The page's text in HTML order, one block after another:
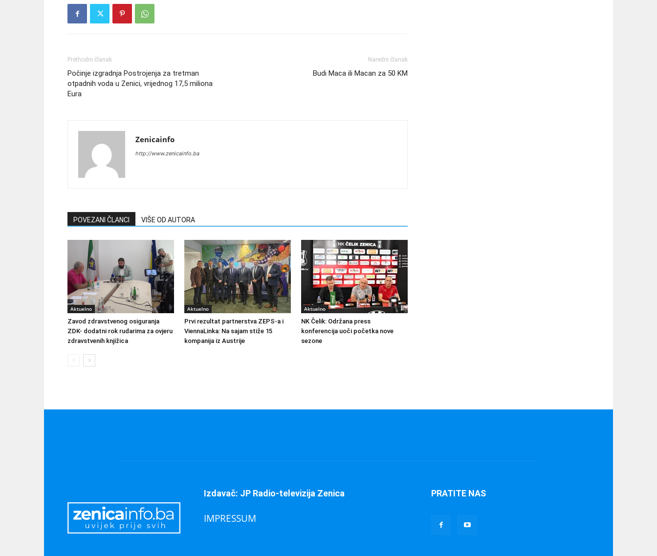
Prethodni članak
Počinje izgradnja Postrojenja za tretman
otpadnih voda u Zenici, vrijednog 17,5 miliona
Eura
Naredni članak
Budi Maca ili Macan za 50 KM
Zenicainfo
http://www.zenicainfo.ba
POVEZANI ČLANCI VIŠE OD AUTORA
Aktuelno
Zavod zdravstvenog osiguranja
ZDK- dodatni rok rudarima za ovjeru
zdravstvenih knjižica
Aktuelno
Prvi rezultat partnerstva ZEPS-a i
ViennaLinka: Na sajam stiže 15
kompanija iz Austrije
Aktuelno
NK Čelik: Održana press
konferencija uoči početka nove
sezone
Izdavač: JP Radio-televizija Zenica
IMPRESSUM
PRATITE NAS